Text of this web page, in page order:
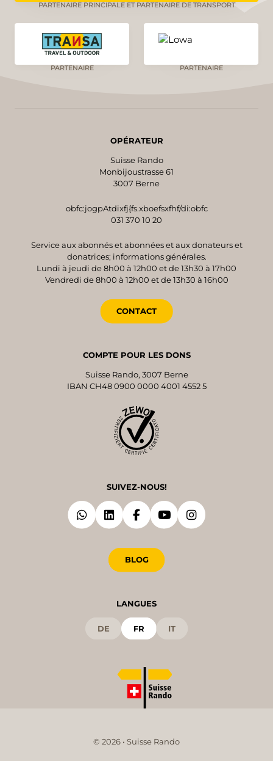
PARTENAIRE PRINCIPALE ET PARTENAIRE DE TRANSPORT
PARTENAIRE PARTENAIRE
OPÉRATEUR
Suisse Rando
Monbijoustrasse 61
3007 Berne
obfc:jogpAtdixfj{fs.xboefsxfhf/di:obfc
031 370 10 20
Service aux abonnés et abonnées et aux donateurs et
donatrices; informations générales.
Lundi à jeudi de 8h00 à 12h00 et de 13h30 à 17h00
Vendredi de 8h00 à 12h00 et de 13h30 à 16h00
CONTACT
COMPTE POUR LES DONS
Suisse Rando, 3007 Berne
IBAN CH48 0900 0000 4001 4552 5
SUIVEZ-NOUS!
BLOG
LANGUES
DE FR IT
© 2026 • Suisse Rando